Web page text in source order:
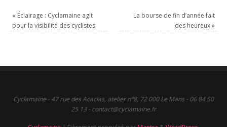
« Éclairage : Cyclamaine agit
pour la visibilité des cyclistes
La bourse de fin d’année fait
des heureux»
Cyclamaine - 47 rue des Acacias, atelier n°8, 72 000 Le Mans - 06 84 50
25 13 - contact@cyclamaine.fr